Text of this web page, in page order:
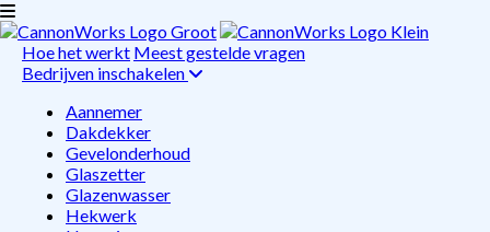
Hoe het werkt Meest gestelde vragen
Bedrijven inschakelen
Aannemer
Dakdekker
Gevelonderhoud
Glaszetter
Glazenwasser
Hekwerk